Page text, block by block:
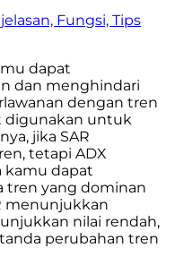
Fungsi, Tips
dapat
dan menghindari
dengan tren
digunakan untuk
jika SAR
tetapi ADX
kamu dapat
tren yang dominan
menunjukkan
nilai rendah,
perubahan tren